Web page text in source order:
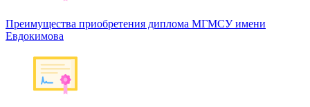
Преимущества приобретения диплома МГМСУ имени
Евдокимова